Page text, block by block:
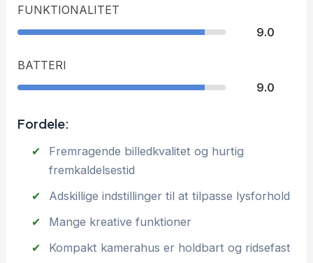
FUNKTIONALITET
9.0
BATTERI
9.0
Fordele:
Fremragende billedkvalitet og hurtig
fremkaldelsestid
Adskillige indstillinger til at tilpasse lysforhold
Mange kreative funktioner
Kompakt kamerahus er holdbart og ridsefast